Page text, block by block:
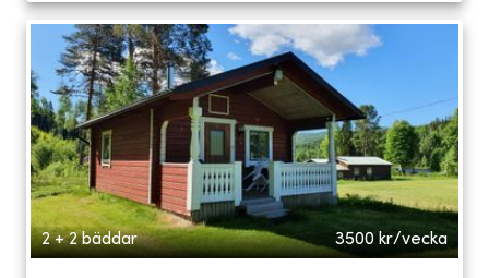
2 + 2 bäddar 3500 kr/vecka